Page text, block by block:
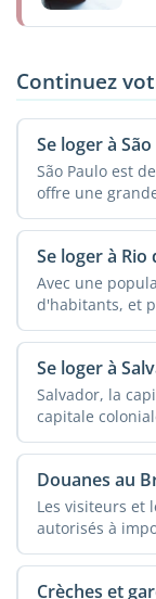
Continuez
Se loger à
São Paulo est
offre une
Se loger à Rio
Avec une
d'habitants, et
Se loger à
Salvador, la
capitale
Douanes au
Les visiteurs et
autorisés à
Crèches et